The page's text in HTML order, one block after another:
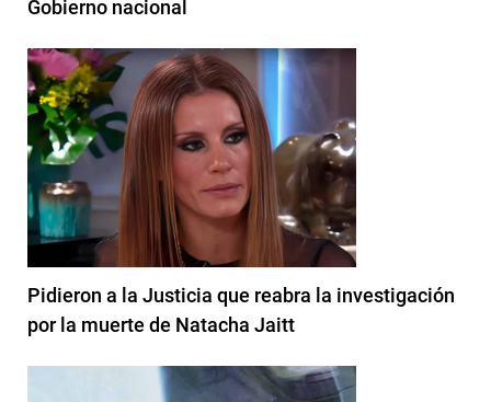
Gobierno nacional
Pidieron a la Justicia que reabra la investigación
por la muerte de Natacha Jaitt